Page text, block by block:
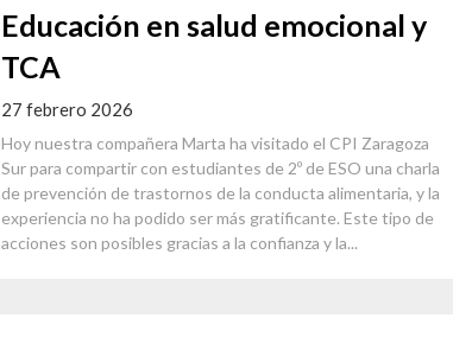
Educación en salud emocional y
TCA
27 febrero 2026
Hoy nuestra compañera Marta ha visitado el CPI Zaragoza
Sur para compartir con estudiantes de 2º de ESO una charla
de prevención de trastornos de la conducta alimentaria, y la
experiencia no ha podido ser más gratificante. Este tipo de
acciones son posibles gracias a la confianza y la...